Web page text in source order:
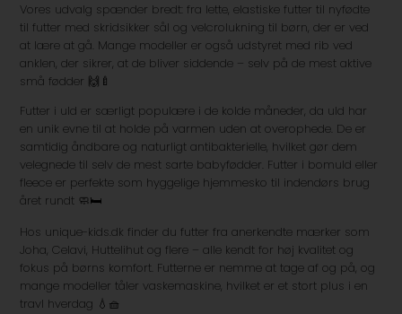
Vores udvalg spænder bredt: fra lette, elastiske futter til nyfødte
til futter med skridsikker sål og velcrolukning til børn, der er ved
at lære at gå. Mange modeller er også udstyret med rib ved
anklen, der sikrer, at de bliver siddende – selv på de mest aktive
små fødder 🙌🍼
Futter i uld er særligt populære i de kolde måneder, da uld har
en unik evne til at holde på varmen uden at overophede. De er
samtidig åndbare og naturligt antibakterielle, hvilket gør dem
velegnede til selv de mest sarte babyfødder. Futter i bomuld eller
fleece er perfekte som hyggelige hjemmesko til indendørs brug
året rundt 🧼🛏️
Hos unique-kids.dk finder du futter fra anerkendte mærker som
Joha, Celavi, Huttelihut og flere – alle kendt for høj kvalitet og
fokus på børns komfort. Futterne er nemme at tage af og på, og
mange modeller tåler vaskemaskine, hvilket er et stort plus i en
travl hverdag 💧🧺